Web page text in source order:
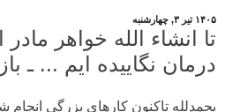
۱۴۰۵ تیر ۳, چهارشنبه
تا انشاء الله خواهر
درمان نگاییده ایم ... ـ
بحمدلله تاکنون کارهای بزرگی